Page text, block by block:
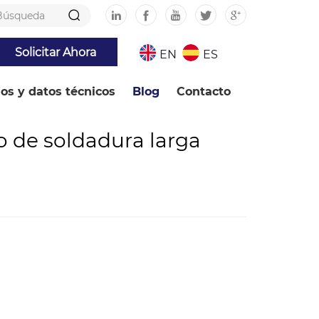
EN ES
Solicitar Ahora
y datos técnicos Blog Contacto
de soldadura larga